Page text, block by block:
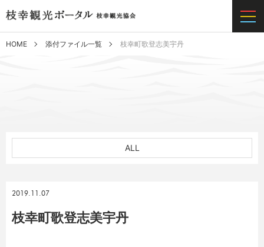
HOME 添付ファイル一覧 枝幸町歌登志美宇丹
ALL
2019.11.07
枝幸町歌登志美宇丹